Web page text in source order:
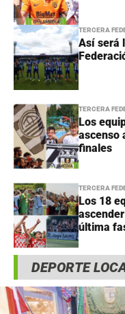
TERCERA
Así será
TERCERA
Los
ascenso
finales
TERCERA
Los 18
última
DEPORTE